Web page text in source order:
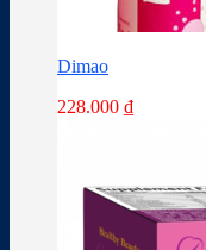
Dimao
228.000 ₫